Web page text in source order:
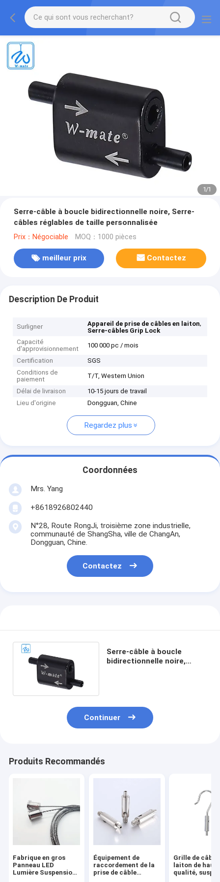
1/1
Serre-câble à boucle bidirectionnelle noire, Serre-
câbles réglables de taille personnalisée
Prix：Négociable MOQ：1000 pièces
meilleur prix Contactez
Description De Produit
Surligner Appareil de prise de câbles en laiton,
Serre-câbles Grip Lock
Capacité
d'approvisionnement
100 000 pc / mois
Certification
SGS
Conditions de
paiement
T/T, Western Union
Délai de livraison
10-15 jours de travail
Lieu d'origine
Dongguan, Chine
Regardez plus
Coordonnées
Mrs. Yang
+8618926802440
N°28, Route RongJi, troisième zone industrielle,
communauté de ShangSha, ville de ChangAn,
Dongguan, Chine.
Contactez
Serre-câble à boucle
bidirectionnelle noire,
Continuer
Produits Recommandés
Fabrique en gros
Panneau LED
Lumière Suspension
Équipement de
raccordement de la
prise de câble
Grille de câble
laiton de
qualité,